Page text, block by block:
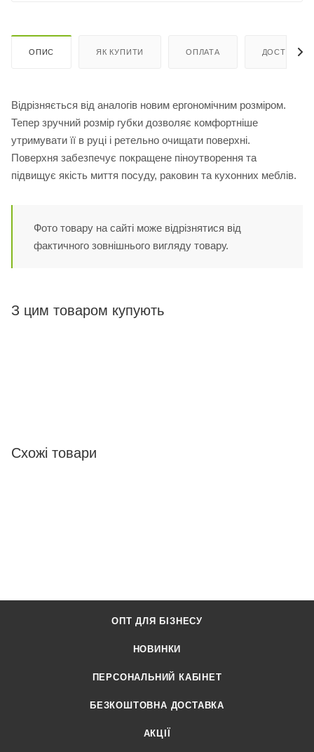
ОПИС ЯК КУПИТИ ОПЛАТА ДОСТАВКА
Відрізняється від аналогів новим ергономічним розміром.
Тепер зручний розмір губки дозволяє комфортніше
утримувати її в руці і ретельно очищати поверхні.
Поверхня забезпечує покращене піноутворення та
підвищує якість миття посуду, раковин та кухонних меблів.
Фото товару на сайті може відрізнятися від
фактичного зовнішнього вигляду товару.
З цим товаром купують
Схожі товари
ОПТ ДЛЯ БІЗНЕСУ
НОВИНКИ
ПЕРСОНАЛЬНИЙ КАБІНЕТ
БЕЗКОШТОВНА ДОСТАВКА
АКЦІЇ